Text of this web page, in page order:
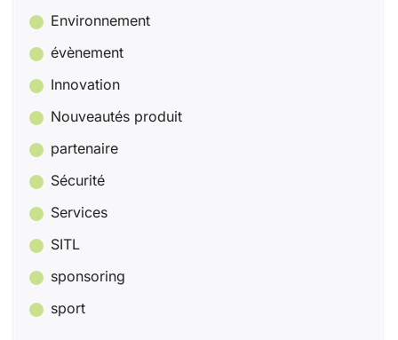
Environnement
évènement
Innovation
Nouveautés produit
partenaire
Sécurité
Services
SITL
sponsoring
sport